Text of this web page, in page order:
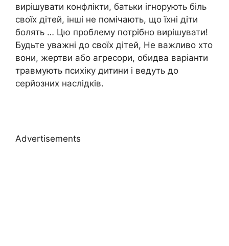
вирішувати конфлікти, батьки ігнорують біль
своїх дітей, інші не помічають, що їхні діти
болять … Цю проблему потрібно вирішувати!
Будьте уважні до своїх дітей, Не важливо хто
вони, жертви або агресори, обидва варіанти
травмують психіку дитини і ведуть до
серйозних наслідків.
Advertisements